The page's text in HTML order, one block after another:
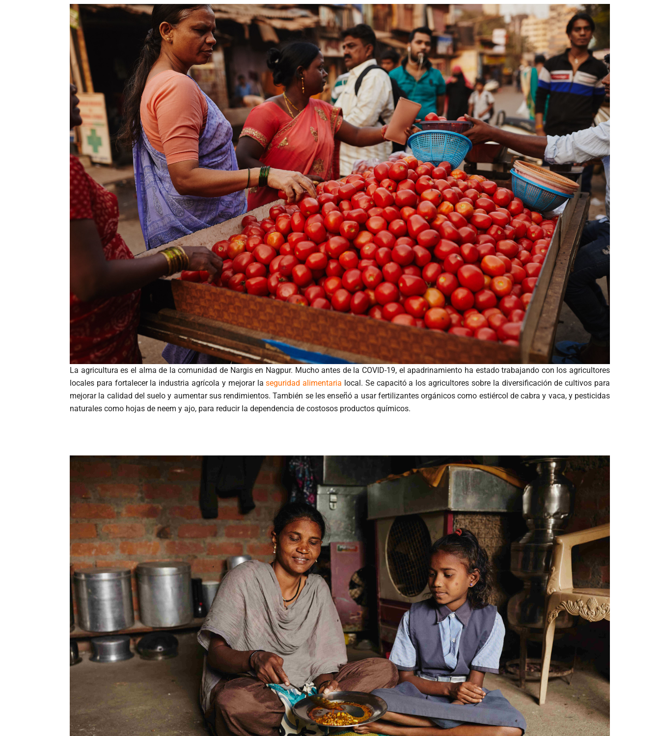
La agricultura es el alma de la comunidad de Nargis en Nagpur. Mucho antes de la COVID-19, el apadrinamiento ha estado trabajando con los agricultores
locales para fortalecer la industria agrícola y mejorar laseguridad alimentaria local. Se capacitó a los agricultores sobre la diversificación de cultivos para
mejorar la calidad del suelo y aumentar sus rendimientos. También se les enseñó a usar fertilizantes orgánicos como estiércol de cabra y vaca, y pesticidas
naturales como hojas de neem y ajo, para reducir la dependencia de costosos productos químicos.